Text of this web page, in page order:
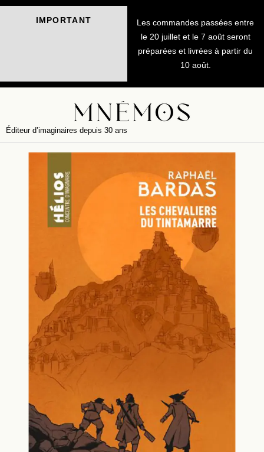
IMPORTANT
Les commandes passées entre
le 20 juillet et le 7 août seront
préparées et livrées à partir du
10 août.
Éditeur d’imaginaires depuis 30 ans